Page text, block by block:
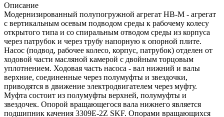
Описание
Модернизированный полупогружной агрегат НВ-М - агрегат
с вертикальным осевым подводом среды к рабочему колесу
открытого типа и со спиральным отводом среды из корпуса
через патрубок и через трубу напорную к опорной плите.
Насос (подвод, рабочее колесо, корпус, патрубок) отделен от
ходовой части масляной камерой с двойным торцовым
уплотнением. Ходовая часть насоса - вал нижний и валы
верхние, соединенные через полумуфты и звездочки,
приводятся в движение электродвигателем через муфту.
Муфта состоит из полумуфты верхней, полумуфты и
звездочек. Опорой вращающегося вала нижнего является
подшипник качения 3309Е-2Z SKF. Опорами вращающихся